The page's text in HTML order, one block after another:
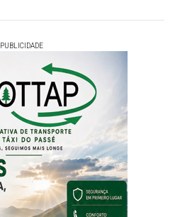
PUBLICIDADE